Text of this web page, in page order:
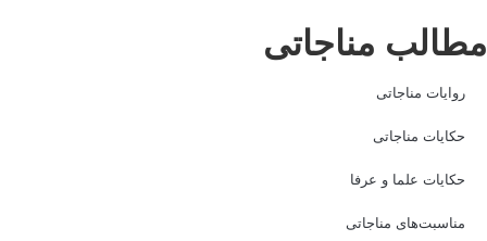
مناجاتی
روایات مناجاتی
حکایات مناجاتی
حکایات علما و عرفا
مناسبت‌های مناجاتی